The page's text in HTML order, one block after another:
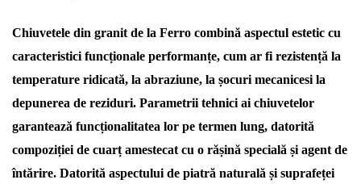
Chiuvetele din granit de la Ferro combină aspectul estetic cu
caracteristici funcționale performanțe, cum ar fi rezistență la
temperature ridicată, la abraziune, la șocuri mecanicesi la
depunerea de reziduri. Parametrii tehnici ai chiuvetelor
garantează funcționalitatea lor pe termen lung, datorită
compoziției de cuarț amestecat cu o rășină specială și agent de
întărire. Datorită aspectului de piatră naturală și suprafeței